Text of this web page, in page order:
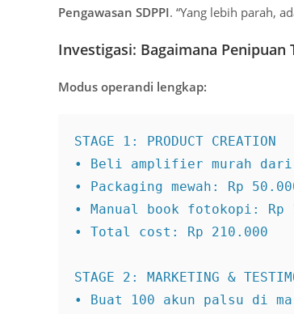
Pengawasan SDPPI. “Yang lebih parah,
Investigasi: Bagaimana
Modus operandi lengkap:
STAGE 1: PRODUCT CREATION
• Beli amplifier murah dari
• Packaging mewah: Rp
• Manual book fotokopi: Rp
• Total cost: Rp 210.000
STAGE 2: MARKETING &
• Buat 100 akun palsu di